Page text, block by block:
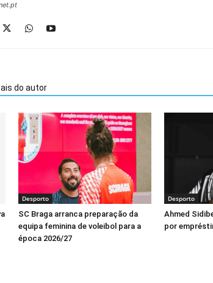
do autor
Desporto
SC Braga arranca preparação da
equipa feminina de voleibol para a
época 2026/27
Desporto
Ahmed
por